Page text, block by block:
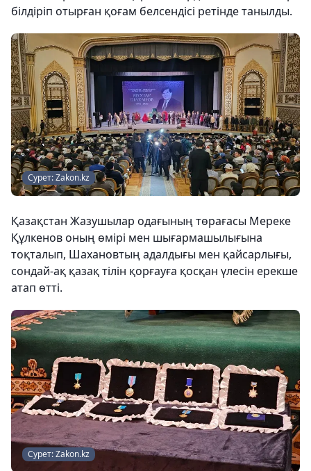
білдіріп отырған қоғам белсендісі ретінде танылды.
Сурет: Zakon.kz
Қазақстан Жазушылар одағының төрағасы Мереке
Құлкенов оның өмірі мен шығармашылығына
тоқталып, Шахановтың адалдығы мен қайсарлығы,
сондай-ақ қазақ тілін қорғауға қосқан үлесін ерекше
атап өтті.
Сурет: Zakon.kz